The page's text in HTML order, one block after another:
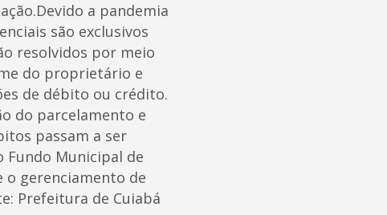
a pandemia
são exclusivos
resolvidos por meio
do proprietário e
de débito ou crédito.
do parcelamento e
passam a ser
Fundo Municipal de
o gerenciamento de
Prefeitura de Cuiabá